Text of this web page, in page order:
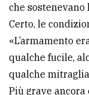
che
Certo, le
«L’armamento
qualche fucile,
qualche
Più grave